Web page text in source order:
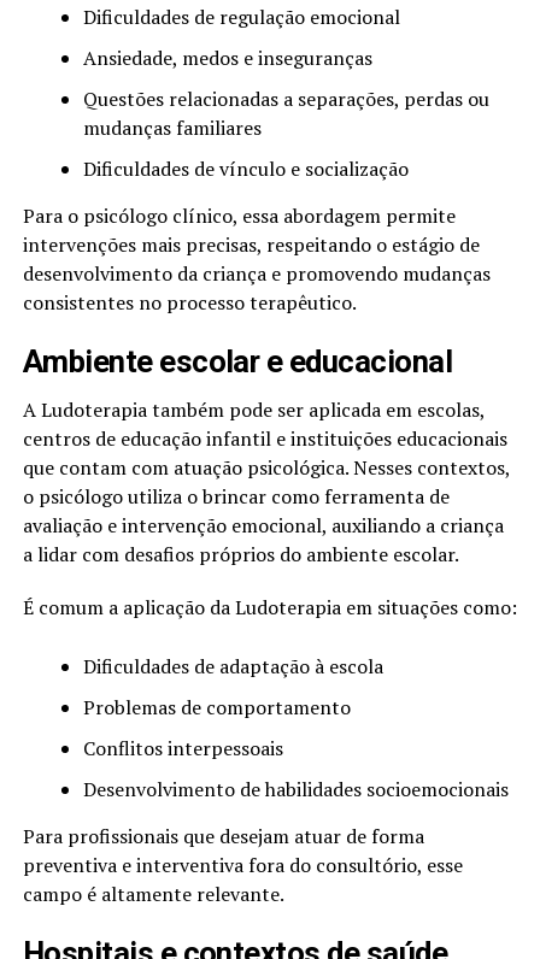
Dificuldades de regulação emocional
Ansiedade, medos e inseguranças
Questões relacionadas a separações, perdas ou
mudanças familiares
Dificuldades de vínculo e socialização
Para o psicólogo clínico, essa abordagem permite
intervenções mais precisas, respeitando o estágio de
desenvolvimento da criança e promovendo mudanças
consistentes no processo terapêutico.
Ambiente escolar e educacional
A Ludoterapia também pode ser aplicada em escolas,
centros de educação infantil e instituições educacionais
que contam com atuação psicológica. Nesses contextos,
o psicólogo utiliza o brincar como ferramenta de
avaliação e intervenção emocional, auxiliando a criança
a lidar com desafios próprios do ambiente escolar.
É comum a aplicação da Ludoterapia em situações como:
Dificuldades de adaptação à escola
Problemas de comportamento
Conflitos interpessoais
Desenvolvimento de habilidades socioemocionais
Para profissionais que desejam atuar de forma
preventiva e interventiva fora do consultório, esse
campo é altamente relevante.